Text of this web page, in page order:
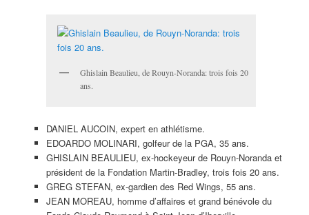
Ghislain Beaulieu, de Rouyn-Noranda: trois fois 20
ans.
DANIEL AUCOIN, expert en athlétisme.
EDOARDO MOLINARI, golfeur de la PGA, 35 ans.
GHISLAIN BEAULIEU, ex-hockeyeur de Rouyn-Noranda et
président de la Fondation Martin-Bradley, trois fois 20 ans.
GREG STEFAN, ex-gardien des Red Wings, 55 ans.
JEAN MOREAU, homme d’affaires et grand bénévole du